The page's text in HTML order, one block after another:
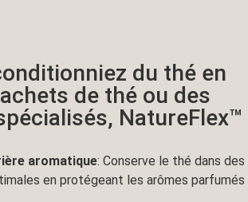
du thé en
de thé ou des
NatureFlex™
aromatique: Conserve le thé dans des
en protégeant les arômes parfumés